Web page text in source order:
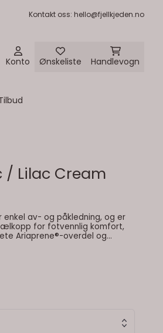
Kontakt oss: hello@fjellkjeden.no
Konto Ønskeliste Handlevogn
/ Lilac Cream
av- ​​og påkledning, og er
for fotvennlig komfort,
Ariaprene®-overdel og
Farge: fragrant